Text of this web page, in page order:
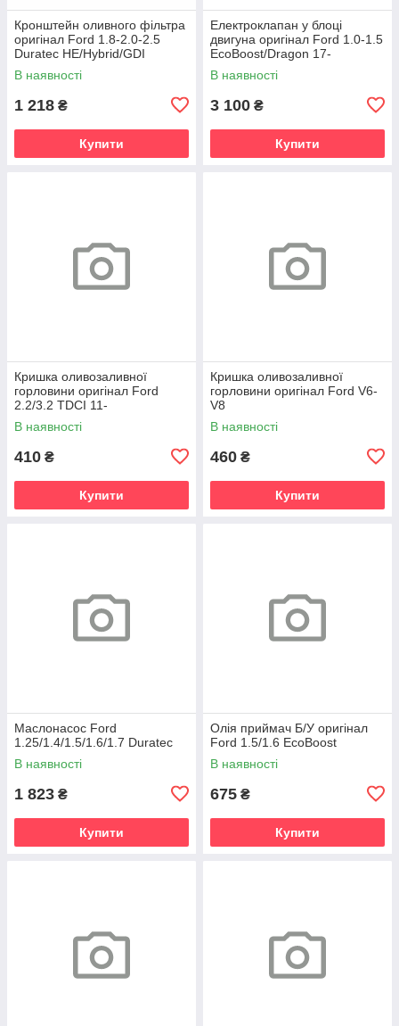
Кронштейн оливного фільтра
оригінал Ford 1.8-2.0-2.5
Duratec HE/Hybrid/GDI
В наявності
1 218 ₴
Купити
Електроклапан у блоці
двигуна оригінал Ford 1.0-1.5
EcoBoost/Dragon 17-
В наявності
3 100 ₴
Купити
Кришка оливозаливної
горловини оригінал Ford
2.2/3.2 TDCI 11-
В наявності
410 ₴
Купити
Кришка оливозаливної
горловини оригінал Ford V6-
V8
В наявності
460 ₴
Купити
Маслонасос Ford
1.25/1.4/1.5/1.6/1.7 Duratec
В наявності
1 823 ₴
Купити
Олія приймач Б/У оригінал
Ford 1.5/1.6 EcoBoost
В наявності
675 ₴
Купити